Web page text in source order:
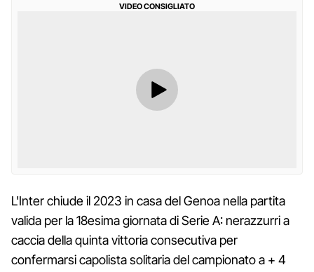
VIDEO CONSIGLIATO
L'Inter chiude il 2023 in casa del Genoa nella partita
valida per la 18esima giornata di Serie A: nerazzurri a
caccia della quinta vittoria consecutiva per
confermarsi capolista solitaria del campionato a + 4